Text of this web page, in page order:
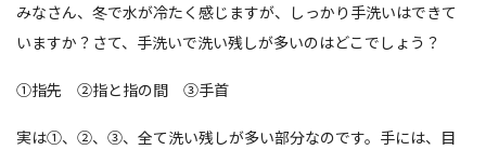
みなさん、冬で水が冷たく感じますが、しっかり手洗いはできて
いますか？さて、手洗いで洗い残しが多いのはどこでしょう？
①指先 ②指と指の間 ③手首
実は①、②、③、全て洗い残しが多い部分なのです。手には、目